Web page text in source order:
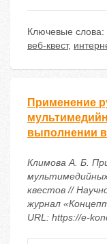
Ключевые слова:
веб-квест,
Применение
выполнении
Климова А. Б.
квестов //
журнал
URL: https://e-